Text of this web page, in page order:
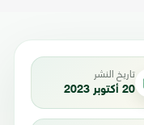
تاريخ النشر
20 أكتوبر 2023